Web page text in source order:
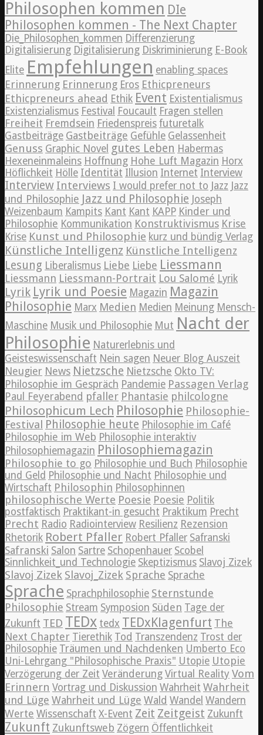
Philosophen kommen DIe
Philosophen kommen - The Next Chapter
Die_Philosophen_kommen Differenzierung
Digitalisierung Digitalisierung Diskriminierung E-Book
Elite Empfehlungen enabling spaces
Erinnerung Erinnerung Eros Ethicpreneurs
Ethicpreneurs ahead Ethik Event Existentialismus
Existenzialismus Festival Foucault Fragen stellen
Freiheit Fremdsein Friedenspreis futuretalk
Gastbeiträge Gastbeiträge Gefühle Gelassenheit
Genuss Graphic Novel gutes Leben Habermas
Hexeneinmaleins Hoffnung Hohe Luft Magazin Horx
Höflichkeit Hölle Identität Illusion Internet Interview
Interview Interviews I would prefer not to Jazz Jazz
und Philosophie Jazz und Philosophie Joseph
Weizenbaum Kampits Kant Kant KAPP Kinder und
Philosophie Kommunikation Konstruktivismus Krise
Krise Kunst und Philosophie kurz und bündig Verlag
Künstliche Intelligenz Künstliche Intelligenz
Lesung Liberalismus Liebe Liebe Liessmann
Liessmann Liessmann-Portrait Lou Salomé Lyrik
Lyrik Lyrik und Poesie Magazin Magazin
Philosophie Marx Medien Medien Meinung Mensch-
Maschine Musik und Philosophie Mut Nacht der
Philosophie Naturerlebnis und
Geisteswissenschaft Nein sagen Neuer Blog Auszeit
Neugier News Nietzsche Nietzsche Okto TV:
Philosophie im Gespräch Pandemie Passagen Verlag
Paul Feyerabend pfaller Phantasie philcologne
Philosophicum Lech Philosophie Philosophie-
Festival Philosophie heute Philosophie im Café
Philosophie im Web Philosophie interaktiv
Philosophiemagazin Philosophiemagazin
Philosophie to go Philosophie und Buch Philosophie
und Geld Philosophie und Nacht Philosophie und
Wirtschaft Philosophin Philosophinnen
philosophische Werte Poesie Poesie Politik
postfaktisch Praktikant-in gesucht Praktikum Precht
Precht Radio Radiointerview Resilienz Rezension
Rhetorik Robert Pfaller Robert Pfaller Safranski
Safranski Salon Sartre Schopenhauer Scobel
Sinnlichkeit_und Technologie Skeptizismus Slavoj Zizek
Slavoj Zizek Slavoj_Zizek Sprache Sprache
Sprache Sprachphilosophie Sternstunde
Philosophie Stream Symposion Süden Tage der
Zukunft TED TEDx tedx TEDxKlagenfurt The
Next Chapter Tierethik Tod Transzendenz Trost der
Philosophie Träumen und Nachdenken Umberto Eco
Uni-Lehrgang "Philosophische Praxis" Utopie Utopie
Verzögerung der Zeit Veränderung Virtual Reality Vom
Erinnern Vortrag und Diskussion Wahrheit Wahrheit
und Lüge Wahrheit und Lüge Wald Wandel Wandern
Werte Wissenschaft X-Event Zeit Zeitgeist Zukunft
Zukunft Zukunftsweb Zögern Öffentlichkeit